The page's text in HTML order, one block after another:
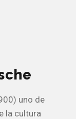
uno de
la cultura